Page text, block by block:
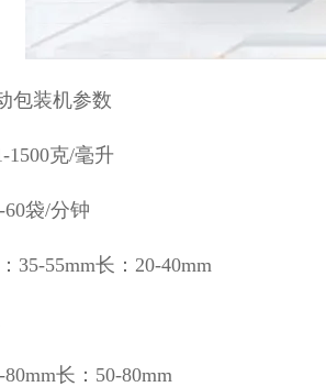
包装机参数
1500克/毫升
袋/分钟
35-55mm长：20-40mm
长：50-80mm